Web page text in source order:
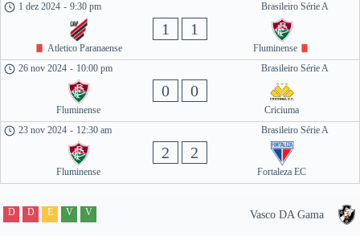
Brasileiro Série A
1 dez 2024 - 9:30 pm
Atletico Paranaense
1 1
Fluminense
Brasileiro Série A
26 nov 2024 - 10:00 pm
Fluminense
0 0
Criciuma
Brasileiro Série A
23 nov 2024 - 12:30 am
Fluminense
2 2
Fortaleza EC
Vasco DA Gama
D D E V V